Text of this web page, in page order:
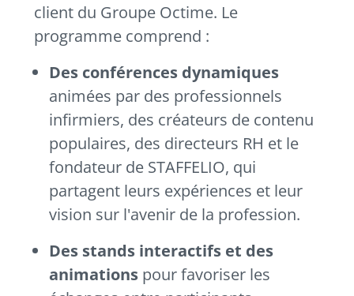
client du Groupe Octime. Le
programme comprend :
Des conférences dynamiques
animées par des professionnels
infirmiers, des créateurs de contenu
populaires, des directeurs RH et le
fondateur de STAFFELIO, qui
partagent leurs expériences et leur
vision sur l'avenir de la profession.
Des stands interactifs et des
animationspour favoriser les